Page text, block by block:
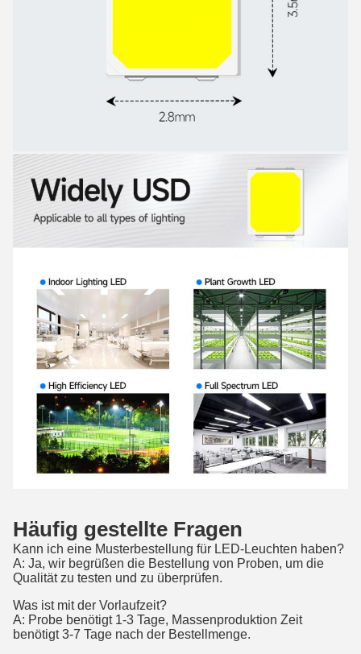
Häufig gestellte Fragen
Kann ich eine Musterbestellung für LED-Leuchten haben?
A: Ja, wir begrüßen die Bestellung von Proben, um die
Qualität zu testen und zu überprüfen.
Was ist mit der Vorlaufzeit?
A: Probe benötigt 1-3 Tage, Massenproduktion Zeit
benötigt 3-7 Tage nach der Bestellmenge.